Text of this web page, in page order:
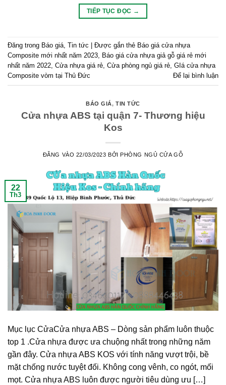
TIẾP TỤC ĐỌC →
Đăng trong Báo giá, Tin tức Được gắn thẻ Báo giá cửa nhựa
Composite mới nhất năm 2023, Báo giá cửa nhựa giả gỗ giá rẻ mới
nhất năm 2022, Cửa nhựa giá rẻ, Cửa phòng ngủ giá rẻ, GIá cửa nhựa
Composite vòm tại Thủ Đức
Để lại bình luận
BÁO GIÁ,TIN TỨC
Cửa nhựa ABS tại quận 7- Thương hiệu
Kos
ĐĂNG VÀO 22/03/2023 BỞIPHÒNG NGỦ CỬA GỖ
22
Th3
Mục lục CửaCửa nhựa ABS – Dòng sản phẩm luôn thuộc
top 1 .Cửa nhựa được ưa chuộng nhất trong những năm
gần đây. Cửa nhựa ABS KOS với tính năng vượt trội, bề
mặt chống nước tuyệt đối. Không cong vênh, co ngót, mối
mọt. Cửa nhựa ABS luôn được người tiêu dùng ưu […]